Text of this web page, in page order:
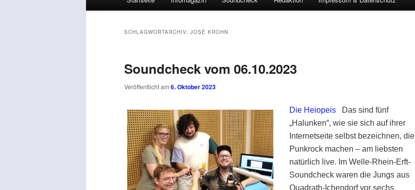
SCHLAGWORTARCHIV: JOSÉ KROHN
Soundcheck vom 06.10.2023
Veröffentlicht am 6. Oktober 2023
Die Heiopeis Das sind fünf
„Halunken“, wie sie sich auf ihrer
Internetseite selbst bezeichnen, die
Punkrock machen – am liebsten
natürlich live. Im Welle-Rhein-Erft-
Soundcheck waren die Jungs aus
Quadrath-Ichendorf vor sechs